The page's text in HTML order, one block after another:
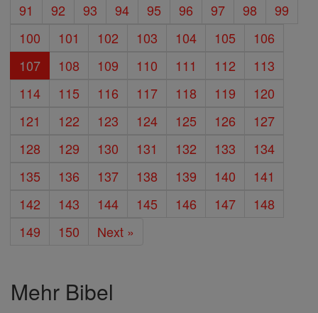
91
92 93 94 95 96 97 98
99
100
101 102 103 104 105
106
107
108 109 110 111 112
113
114
115 116 117 118 119
120
121
122 123 124 125 126
127
128
129 130 131 132 133
134
135
136 137 138 139 140
141
142
143 144 145 146 147
148
149
150 Next »
Mehr Bibel